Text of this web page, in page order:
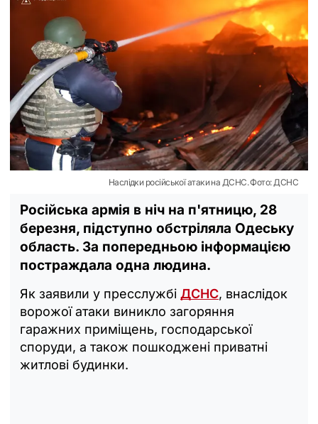
Наслідки російської атаки на ДСНС. Фото: ДСНС
Російська армія в ніч на п'ятницю, 28
березня, підступно обстріляла Одеську
область. За попередньою інформацією
постраждала одна людина.
Як заявили у пресслужбі ДСНС, внаслідок
ворожої атаки виникло загоряння
гаражних приміщень, господарської
споруди, а також пошкоджені приватні
житлові будинки.